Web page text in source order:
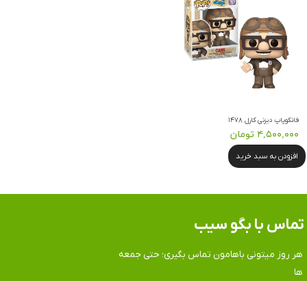
فانکوپاپ دیزنی کارل ۱۴۷۸
۴,۵۰۰,۰۰۰ تومان
افزودن به سبد خرید
هر روز میتونی باهامون تماس بگیری؛ حتی جمعه
ها
تماس​​​​​​​ با بگو سیب